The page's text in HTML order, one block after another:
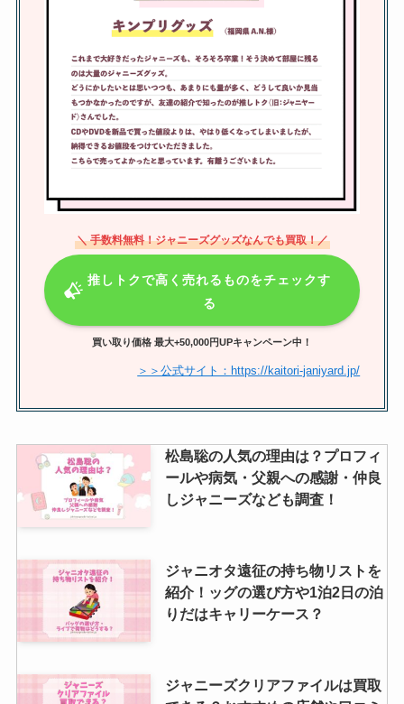
止？公式ルールや暗黙ルールはあ
る？簡単な作り方は？
＼ 手数料無料！ジャニーズグッズなんでも買取！／
推しトクで高く売れるものをチェックす
る
買い取り価格 最大+50,000円UPキャンペーン中！
＞＞公式サイト：https://kaitori-janiyard.jp/
松島聡の人気の理由は？プロフィ
ールや病気・父親への感謝・仲良
しジャニーズなども調査！
ジャニオタ遠征の持ち物リストを
紹介！ッグの選び方や1泊2日の泊
りだはキャリーケース？
ジャニーズクリアファイルは買取